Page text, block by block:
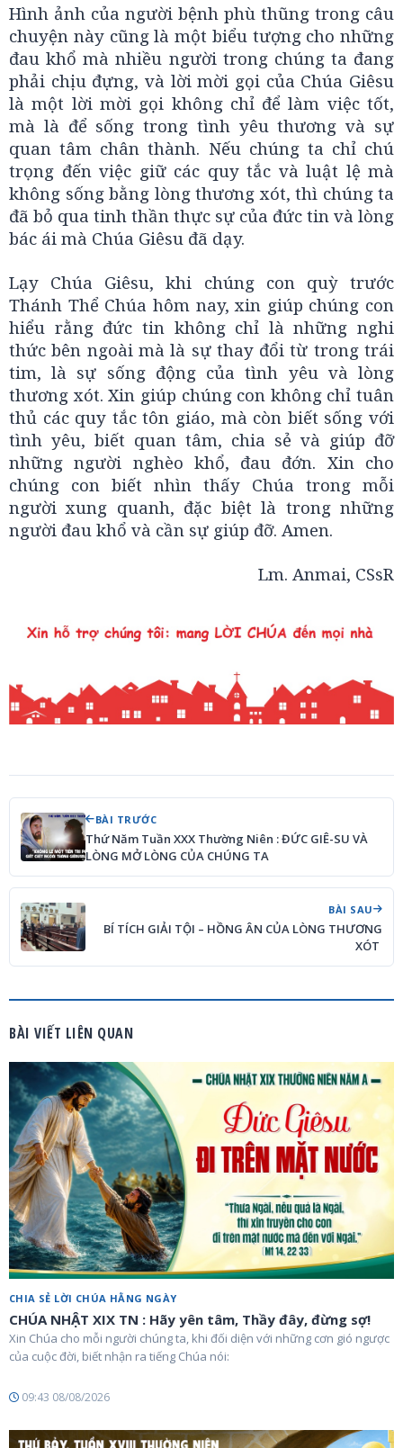
Hình ảnh của người bệnh phù thũng trong câu
chuyện này cũng là một biểu tượng cho những
đau khổ mà nhiều người trong chúng ta đang
phải chịu đựng, và lời mời gọi của Chúa Giêsu
là một lời mời gọi không chỉ để làm việc tốt,
mà là để sống trong tình yêu thương và sự
quan tâm chân thành. Nếu chúng ta chỉ chú
trọng đến việc giữ các quy tắc và luật lệ mà
không sống bằng lòng thương xót, thì chúng ta
đã bỏ qua tinh thần thực sự của đức tin và lòng
bác ái mà Chúa Giêsu đã dạy.
Lạy Chúa Giêsu, khi chúng con quỳ trước
Thánh Thể Chúa hôm nay, xin giúp chúng con
hiểu rằng đức tin không chỉ là những nghi
thức bên ngoài mà là sự thay đổi từ trong trái
tim, là sự sống động của tình yêu và lòng
thương xót. Xin giúp chúng con không chỉ tuân
thủ các quy tắc tôn giáo, mà còn biết sống với
tình yêu, biết quan tâm, chia sẻ và giúp đỡ
những người nghèo khổ, đau đớn. Xin cho
chúng con biết nhìn thấy Chúa trong mỗi
người xung quanh, đặc biệt là trong những
người đau khổ và cần sự giúp đỡ. Amen.
Lm. Anmai, CSsR
BÀI TRƯỚC
Thứ Năm Tuần XXX Thường Niên : ĐỨC GIÊ-SU VÀ
LÒNG MỞ LÒNG CỦA CHÚNG TA
BÀI SAU
BÍ TÍCH GIẢI TỘI – HỒNG ÂN CỦA LÒNG THƯƠNG
XÓT
BÀI VIẾT LIÊN QUAN
CHIA SẺ LỜI CHÚA HẰNG NGÀY
CHÚA NHẬT XIX TN : Hãy yên tâm, Thầy đây, đừng sợ!
Xin Chúa cho mỗi người chúng ta, khi đối diện với những cơn gió ngược
của cuộc đời, biết nhận ra tiếng Chúa nói:
09:43 08/08/2026